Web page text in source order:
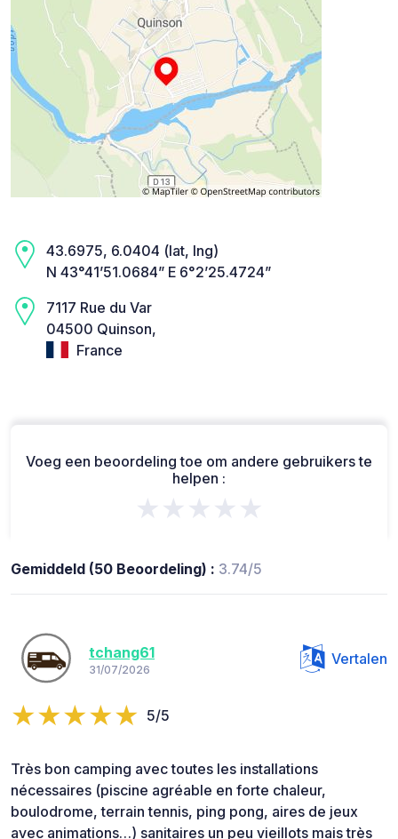
43.6975, 6.0404 (lat, lng)
N 43°41’51.0684” E 6°2’25.4724”
7117 Rue du Var
04500 Quinson,
France
Voeg een beoordeling toe om andere gebruikers te
helpen :
★★★★★
Gemiddeld (50 Beoordeling) : 3.74/5
tchang61
31/07/2026
Vertalen
5/5
Très bon camping avec toutes les installations
nécessaires (piscine agréable en forte chaleur,
boulodrome, terrain tennis, ping pong, aires de jeux
avec animations…) sanitaires un peu vieillots mais très